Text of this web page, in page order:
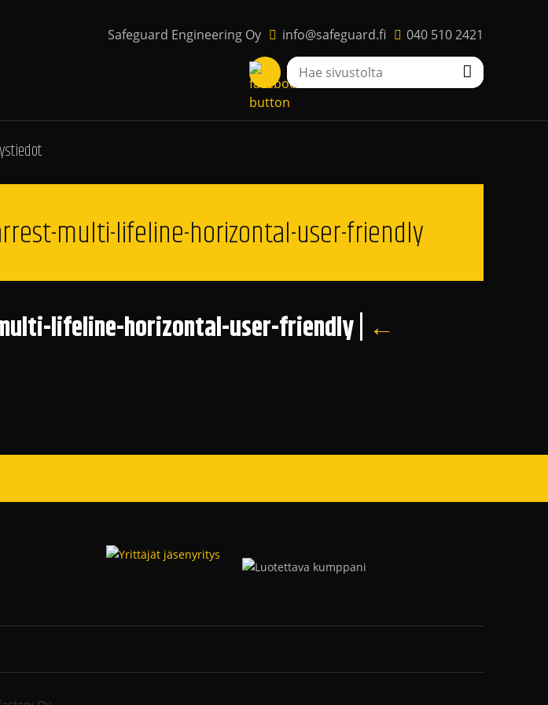
Safeguard Engineering Oy info@safeguard.fi 040 510 2421
multi-lifeline-horizontal-user-friendly
lifeline-horizontal-user-friendly ←